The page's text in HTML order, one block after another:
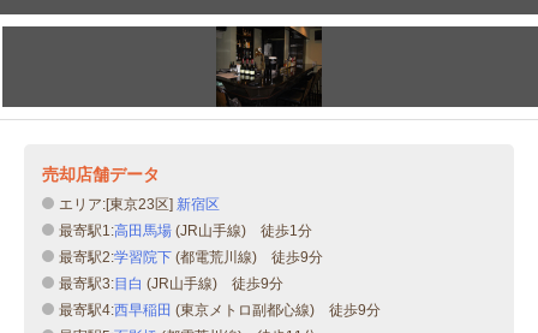
売却店舗データ
エリア:[東京23区] 新宿区
最寄駅1:高田馬場 (JR山手線) 徒歩1分
最寄駅2:学習院下 (都電荒川線) 徒歩9分
最寄駅3:目白 (JR山手線) 徒歩9分
最寄駅4:西早稲田 (東京メトロ副都心線) 徒歩9分